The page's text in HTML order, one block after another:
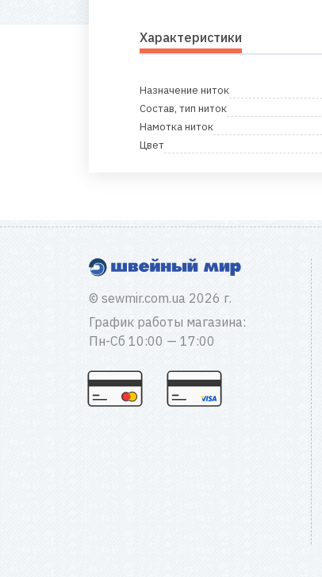
Характеристики
Назначение ниток
Состав, тип ниток
Намотка ниток
Цвет
© sewmir.com.ua 2026 г.
График работы магазина:
Пн-Сб 10:00 — 17:00